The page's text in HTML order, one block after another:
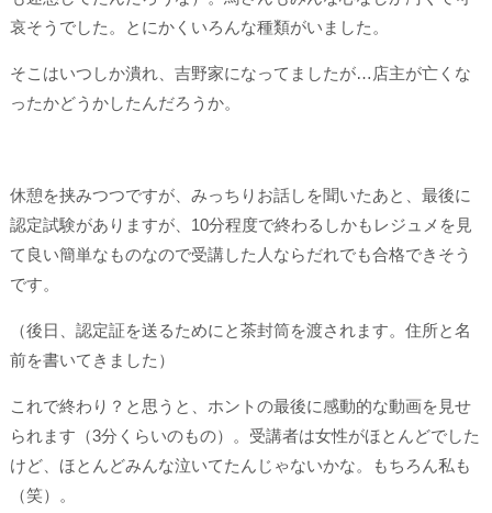
哀そうでした。とにかくいろんな種類がいました。
そこはいつしか潰れ、吉野家になってましたが…店主が亡くな
ったかどうかしたんだろうか。
休憩を挟みつつですが、みっちりお話しを聞いたあと、最後に
認定試験がありますが、10分程度で終わるしかもレジュメを見
て良い簡単なものなので受講した人ならだれでも合格できそう
です。
（後日、認定証を送るためにと茶封筒を渡されます。住所と名
前を書いてきました）
これで終わり？と思うと、ホントの最後に感動的な動画を見せ
られます（3分くらいのもの）。受講者は女性がほとんどでした
けど、ほとんどみんな泣いてたんじゃないかな。もちろん私も
（笑）。